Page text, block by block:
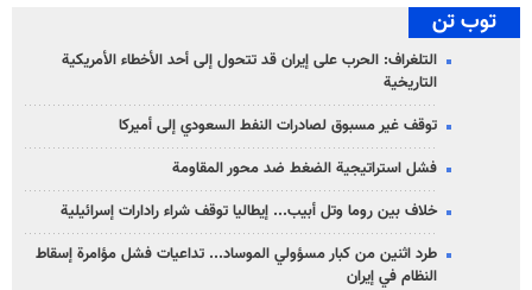
توب تن
التلغراف: الحرب على إيران قد تتحول إلى أحد الأخطاء الأمريكية
التاريخية
توقف غير مسبوق لصادرات النفط السعودي إلى أميركا
فشل استراتيجية الضغط ضد محور المقاومة
خلاف بين روما وتل أبيب... إيطاليا توقف شراء رادارات إسرائيلية
طرد اثنين من كبار مسؤولي الموساد... تداعيات فشل مؤامرة إسقاط
النظام في إيران